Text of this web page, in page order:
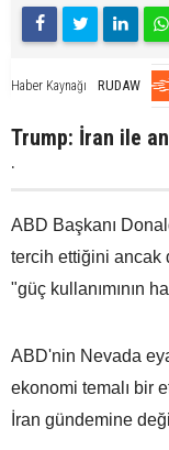
Haber Kaynağı RUDAW
Trump: İran ile
.
ABD Başkanı
tercih ettiğini ancak
"güç kullanımının
ABD'nin Nevada
ekonomi temalı bir
İran gündemine